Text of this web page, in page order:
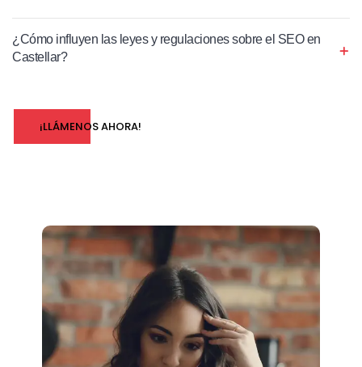
¿Cómo influyen las leyes y regulaciones sobre el SEO en
Castellar?
¡LLÁMENOS AHORA!